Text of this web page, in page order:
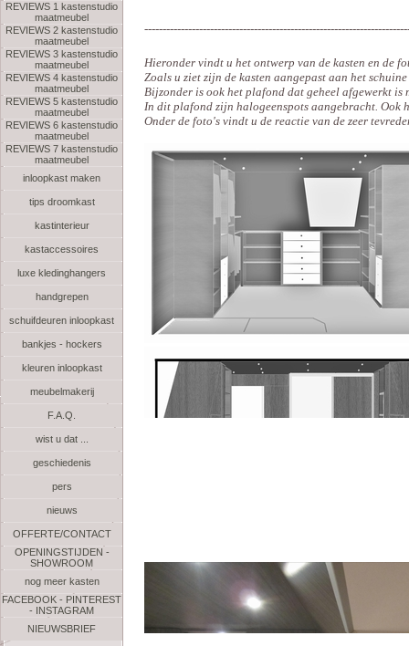
REVIEWS 1 kastenstudio
maatmeubel
REVIEWS 2 kastenstudio
maatmeubel
REVIEWS 3 kastenstudio
maatmeubel
REVIEWS 4 kastenstudio
maatmeubel
REVIEWS 5 kastenstudio
maatmeubel
REVIEWS 6 kastenstudio
maatmeubel
REVIEWS 7 kastenstudio
maatmeubel
inloopkast maken
tips droomkast
kastinterieur
kastaccessoires
luxe kledinghangers
handgrepen
schuifdeuren inloopkast
bankjes - hockers
kleuren inloopkast
meubelmakerij
F.A.Q.
wist u dat ...
geschiedenis
pers
nieuws
OFFERTE/CONTACT
OPENINGSTIJDEN -
SHOWROOM
nog meer kasten
FACEBOOK - PINTEREST
- INSTAGRAM
NIEUWSBRIEF
Hieronder vindt u het ontwerp van de kasten en de
Zoals u ziet zijn de kasten aangepast aan het
Bijzonder is ook het plafond dat geheel afgewerkt is
In dit plafond zijn halogeenspots aangebracht. Ook
Onder de foto's vindt u de reactie van de zeer